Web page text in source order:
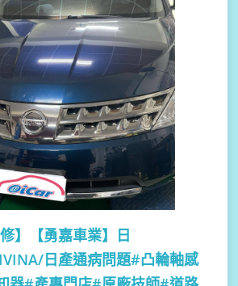
】
【勇嘉車業】日
日產通病問題#凸輪軸感